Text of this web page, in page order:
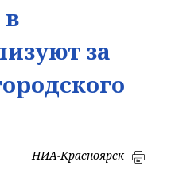
за
НИА-Красноярск